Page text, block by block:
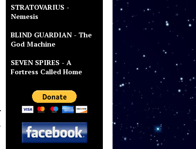
STRATOVARIUS -
Nemesis
BLIND GUARDIAN - The
God Machine
SEVEN SPIRES - A
Fortress Called Home